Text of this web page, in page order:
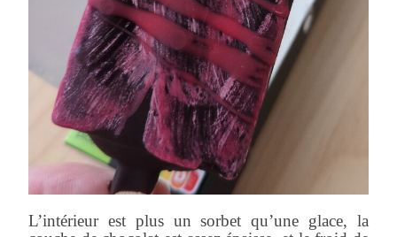
L’intérieur est plus un sorbet qu’une glace, la